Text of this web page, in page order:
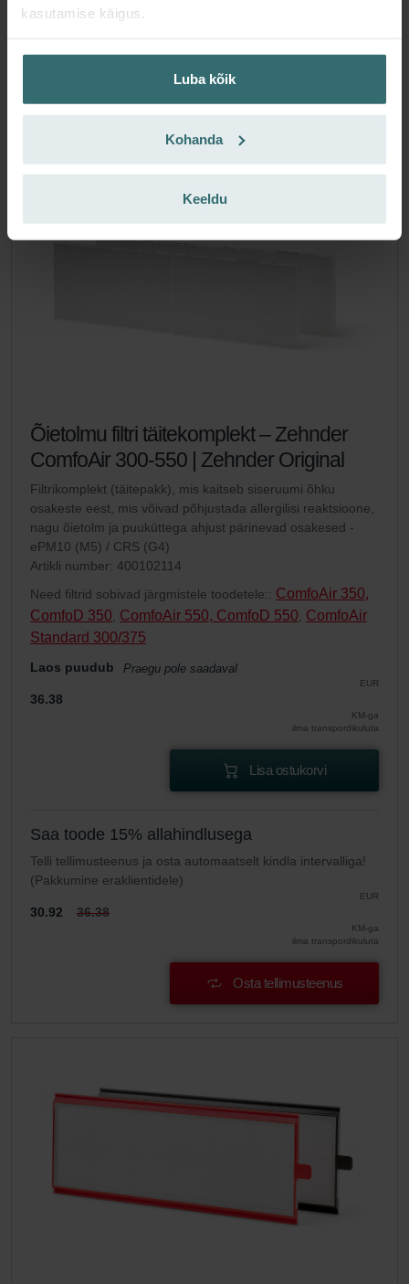
kasutamise käigus.
Luba kõik
Kohanda
Keeldu
Laos puudub Praegu pole saadaval
Lisa ostukorvi
Õietolmu filtri täitekomplekt – Zehnder
ComfoAir 300-550 | Zehnder Original
Filtrikomplekt (täitepakk), mis kaitseb siseruumi õhku
osakeste eest, mis võivad põhjustada allergilisi reaktsioone,
nagu õietolm ja puuküttega ahjust pärinevad osakesed -
ePM10 (M5) / CRS (G4)
Artikli number: 400102114
Need filtrid sobivad järgmistele toodetele:: ComfoAir 350,
ComfoD 350, ComfoAir 550, ComfoD 550, ComfoAir
Standard 300/375
Laos puudub Praegu pole saadaval
EUR
36.38
KM-ga
ilma transpordikuluta
Lisa ostukorvi
Saa toode 15% allahindlusega
Telli tellimusteenus ja osta automaatselt kindla intervalliga!
(Pakkumine eraklientidele)
EUR
30.92 36.38
KM-ga
ilma transpordikuluta
Osta tellimusteenus